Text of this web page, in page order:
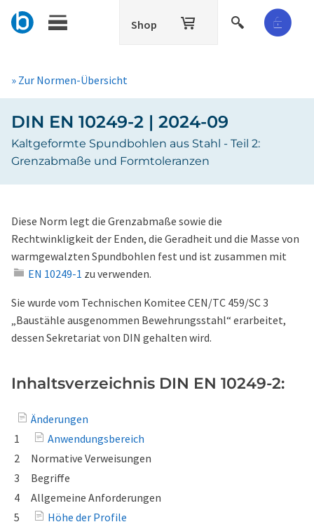
Shop
» Zur Normen-Übersicht
DIN EN 10249-2 | 2024-09
Kaltgeformte Spundbohlen aus Stahl - Teil 2:
Grenzabmaße und Formtoleranzen
Diese Norm legt die Grenzabmaße sowie die
Rechtwinkligkeit der Enden, die Geradheit und die Masse von
warmgewalzten Spundbohlen fest und ist zusammen mit
EN 10249-1 zu verwenden.
Sie wurde vom Technischen Komitee CEN/TC 459/SC 3
„Baustähle ausgenommen Bewehrungsstahl“ erarbeitet,
dessen Sekretariat von DIN gehalten wird.
Inhaltsverzeichnis DIN EN 10249-2:
Änderungen
1
Anwendungsbereich
2
Normative Verweisungen
3
Begriffe
4
Allgemeine Anforderungen
5
Höhe der Profile